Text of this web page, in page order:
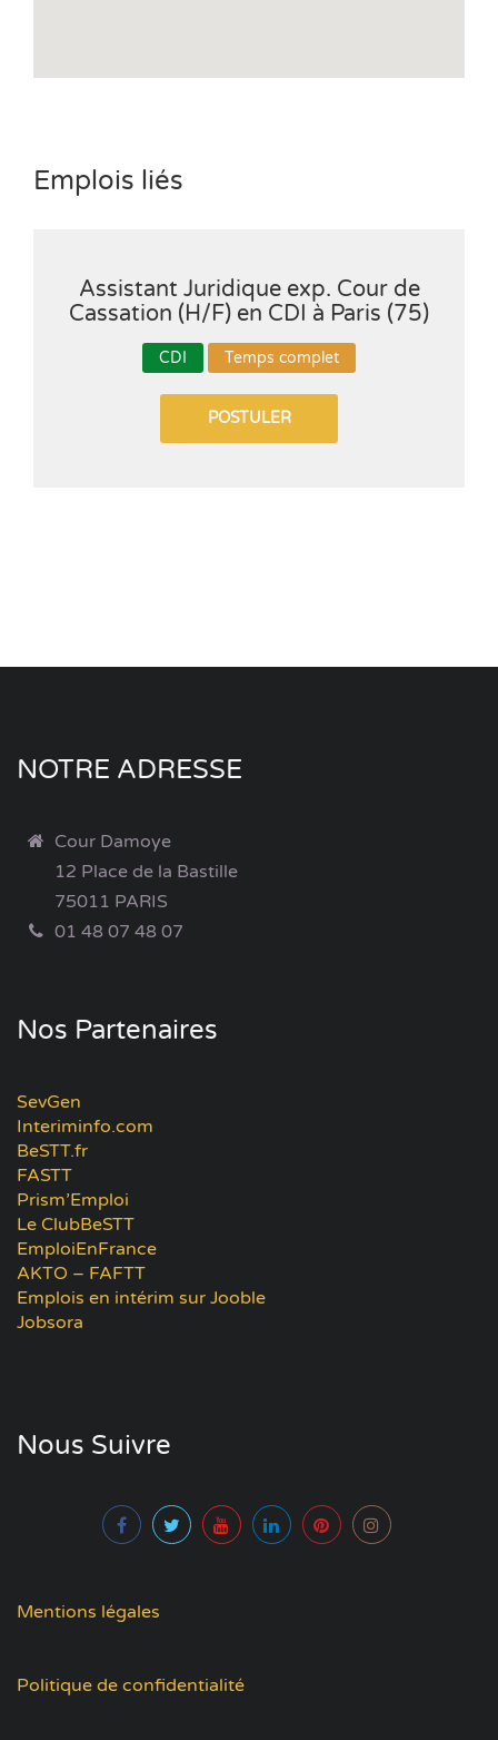
Emplois liés
Assistant Juridique exp. Cour de
Cassation (H/F) en CDI à Paris (75)
CDI Temps complet
POSTULER
NOTRE ADRESSE
Cour Damoye
12 Place de la Bastille
75011 PARIS
01 48 07 48 07
Nos Partenaires
SevGen
Interiminfo.com
BeSTT.fr
FASTT
Prism’Emploi
Le ClubBeSTT
EmploiEnFrance
AKTO – FAFTT
Emplois en intérim sur Jooble
Jobsora
Nous Suivre
Mentions légales
Politique de confidentialité